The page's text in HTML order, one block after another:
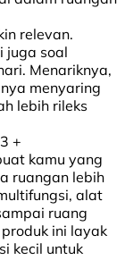
relevan.
juga soal
Menariknya,
menyaring
lebih rileks
+
kamu yang
ruangan lebih
alat
ruang
ini layak
kecil untuk